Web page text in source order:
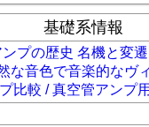
基礎系情報
プの歴史 名機と変
な音色で音楽的なヴ
比較 / 真空管アンプ